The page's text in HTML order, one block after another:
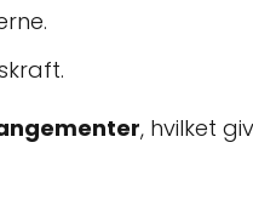
, hvilket